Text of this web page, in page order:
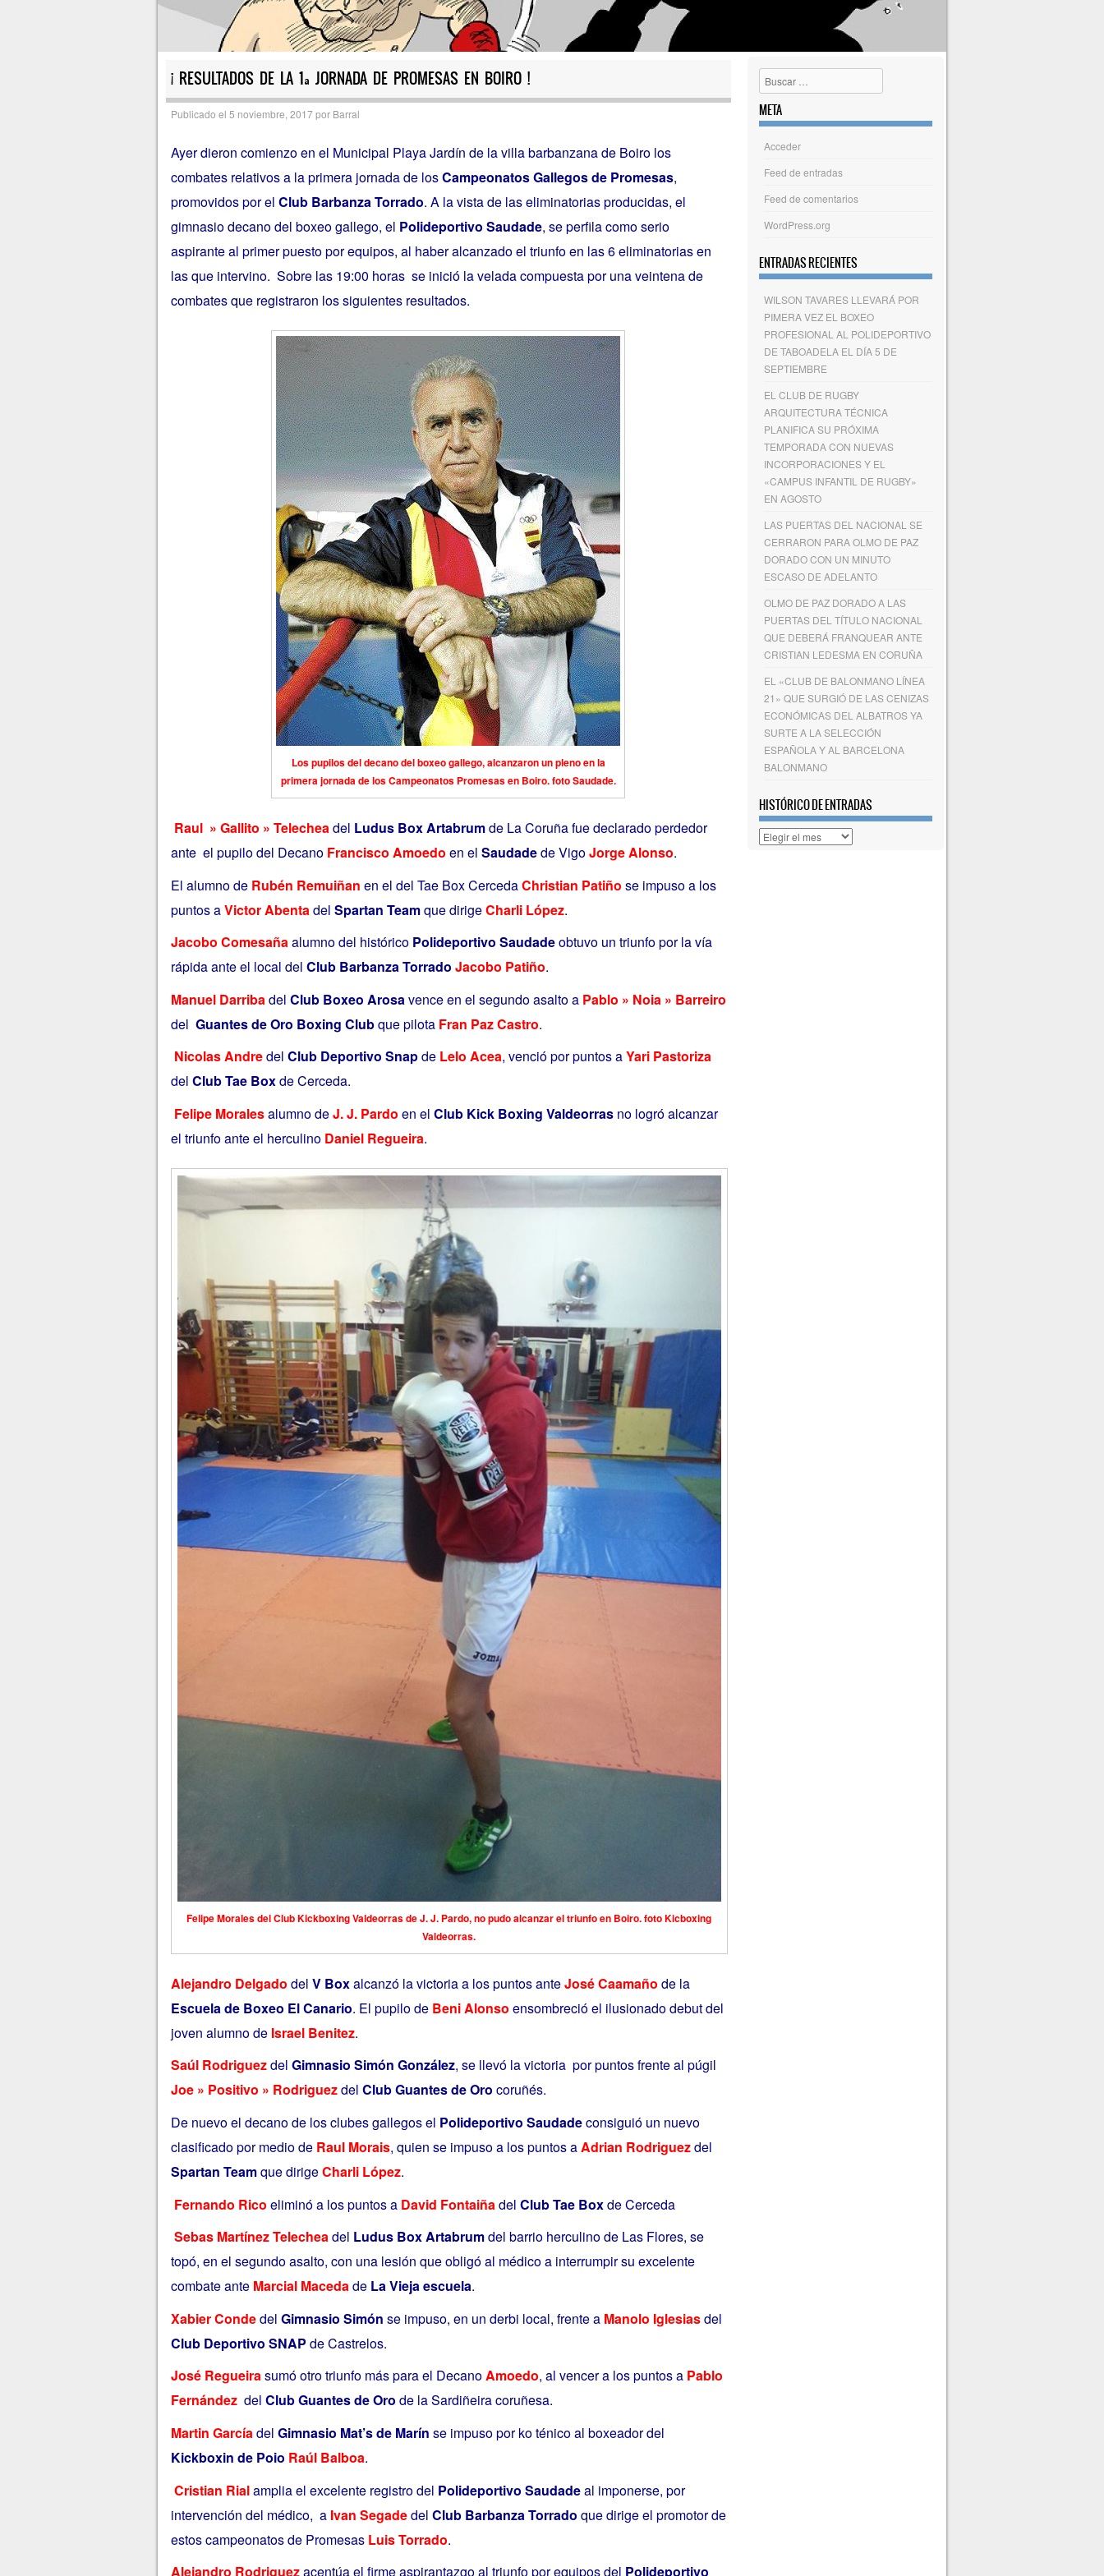
¡ RESULTADOS DE LA 1ª JORNADA DE PROMESAS EN BOIRO !
Publicado el 5 noviembre, 2017por Barral
Ayer dieron comienzo en el Municipal Playa Jardín de la villa barbanzana de Boiro los
combates relativos a la primera jornada de losCampeonatos Gallegos de Promesas,
promovidos por el Club Barbanza Torrado. A la vista de las eliminatorias producidas, el
gimnasio decano del boxeo gallego, el Polideportivo Saudade, se perfila como serio
aspirante al primer puesto por equipos, al haber alcanzado el triunfo en las 6 eliminatorias en
las que intervino. Sobre las 19:00 horas se inició la velada compuesta por una veintena de
combates que registraron los siguientes resultados.
Los pupilos del decano del boxeo gallego, alcanzaron un pleno en la
primera jornada de los Campeonatos Promesas en Boiro. foto Saudade.
Raul » Gallito » Telecheadel Ludus Box Artabrumde La Coruña fue declarado perdedor
ante el pupilo del Decano Francisco Amoedo en el Saudadede VigoJorge Alonso.
El alumno de Rubén Remuiñan en el ‎del TaeBox CercedaChristian Patiño se impuso a los
puntos aVictor Abenta del Spartan Teamque dirigeCharli López.
Jacobo Comesañaalumno del histórico Polideportivo Saudadeobtuvo un triunfo por la vía
rápida ante el local del Club Barbanza Torrado Jacobo Patiño.
‎Manuel Darribadel Club Boxeo Arosavence en el segundo asalto a Pablo » Noia » Barreiro
del Guantes de Oro Boxing Clubque pilota Fran Paz Castro.
Nicolas Andredel Club Deportivo Snapde Lelo Acea, venció por puntos aYari Pastoriza
del Club Tae Boxde Cerceda.
Felipe Moralesalumno deJ. J. Pardo en el Club Kick Boxing Valdeorrasno logró alcanzar
el triunfo ante el herculino Daniel Regueira.
Felipe Morales del Club Kickboxing Valdeorras de J. J. Pardo, no pudo alcanzar el triunfo en Boiro. foto Kicboxing
Valdeorras.
‎Alejandro Delgado del V Boxalcanzó la victoria a los puntos anteJosé Caamaño de la
Escuela de Boxeo El Canario. El pupilo de Beni Alonso ensombreció el ilusionado debut del
joven alumno de Israel Benitez.
‎Saúl Rodriguezdel Gimnasio Simón González, se llevó la victoria por puntos frente al púgil
Joe » Positivo » Rodriguezdel Club Guantes de Oro coruñés.
De nuevo el decano de los clubes gallegos el Polideportivo Saudadeconsiguió un nuevo
clasificado por medio de ‎ Raul Morais, quien se impuso a los puntos aAdrian Rodriguezdel
Spartan Teamque dirigeCharli López.
‎Fernando Rico eliminó a los puntos a David Fontaiñadel Club Tae Boxde Cerceda
Sebas Martínez Telecheadel Ludus Box Artabrumdel barrio herculino de Las Flores, se
topó, en el segundo asalto, con una lesión que obligó al médico a interrumpir su excelente
combate ante Marcial Macedade La Vieja escuela.
Xabier Condedel Gimnasio Simón se impuso, en un derbi local, frente a Manolo Iglesiasdel
Club Deportivo SNAP de Castrelos.
‎José Regueirasumó otro triunfo más para el DecanoAmoedo, al vencer a los puntos a Pablo
Fernándezdel Club Guantes de Oro de la Sardiñeira coruñesa.
‎Martin Garcíadel Gimnasio Mat’s de Marín se impuso por ko ténico al boxeador del
Kickboxin de Poio Raúl Balboa.
‎Cristian Rialamplia el excelente registro del Polideportivo Saudadeal imponerse, por
intervención del médico, a Ivan Segadedel Club Barbanza Torrado que dirige el promotor de
estos campeonatos de Promesas Luis Torrado.
Alejandro Rodriguezacentúa el firme aspirantazgo al triunfo por equipos del Polideportivo
Buscar
META
Acceder
Feed de entradas
Feed de comentarios
WordPress.org
ENTRADAS RECIENTES
WILSON TAVARES LLEVARÁ POR
PIMERA VEZ EL BOXEO
PROFESIONAL AL POLIDEPORTIVO
DE TABOADELA EL DÍA 5 DE
SEPTIEMBRE
EL CLUB DE RUGBY
ARQUITECTURA TÉCNICA
PLANIFICA SU PRÓXIMA
TEMPORADA CON NUEVAS
INCORPORACIONES Y EL
«CAMPUS INFANTIL DE RUGBY»
EN AGOSTO
LAS PUERTAS DEL NACIONAL SE
CERRARON PARA OLMO DE PAZ
DORADO CON UN MINUTO
ESCASO DE ADELANTO
OLMO DE PAZ DORADO A LAS
PUERTAS DEL TÍTULO NACIONAL
QUE DEBERÁ FRANQUEAR ANTE
CRISTIAN LEDESMA EN CORUÑA
EL «CLUB DE BALONMANO LÍNEA
21» QUE SURGIÓ DE LAS CENIZAS
ECONÓMICAS DEL ALBATROS YA
SURTE A LA SELECCIÓN
ESPAÑOLA Y AL BARCELONA
BALONMANO
HISTÓRICO DE ENTRADAS
Histórico